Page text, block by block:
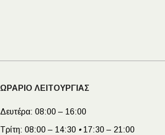
ΩΡΑΡΙΟ ΛΕΙΤΟΥΡΓΙΑΣ
Δευτέρα: 08:00 – 16:00
Τρίτη: 08:00 – 14:30 •17:30 – 21:00